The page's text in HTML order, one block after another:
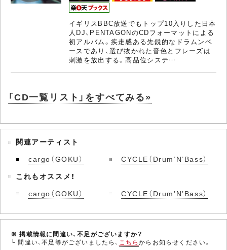
イギリスBBC放送でもトップ10入りした日本
人DJ、PENTAGONのCDフォーマットによる
初アルバム。疾走感ある先鋭的なドラムンベ
ースであり、選び抜かれた音色とフレーズは
刺激を放出する。高品位システ…
「CD一覧リスト」をすべてみる»
関連アーティスト
cargo（GOKU）
CYCLE（Drum’N’Bass）
これもオススメ！
cargo（GOKU）
CYCLE（Drum’N’Bass）
※ 掲載情報に間違い、不足がございますか？
└ 間違い、不足等がございましたら、 こちらからお知らせください。